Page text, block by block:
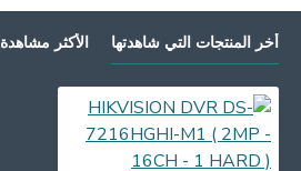
أخر المنتجات التي شاهدتها الأكثر مشاهدة